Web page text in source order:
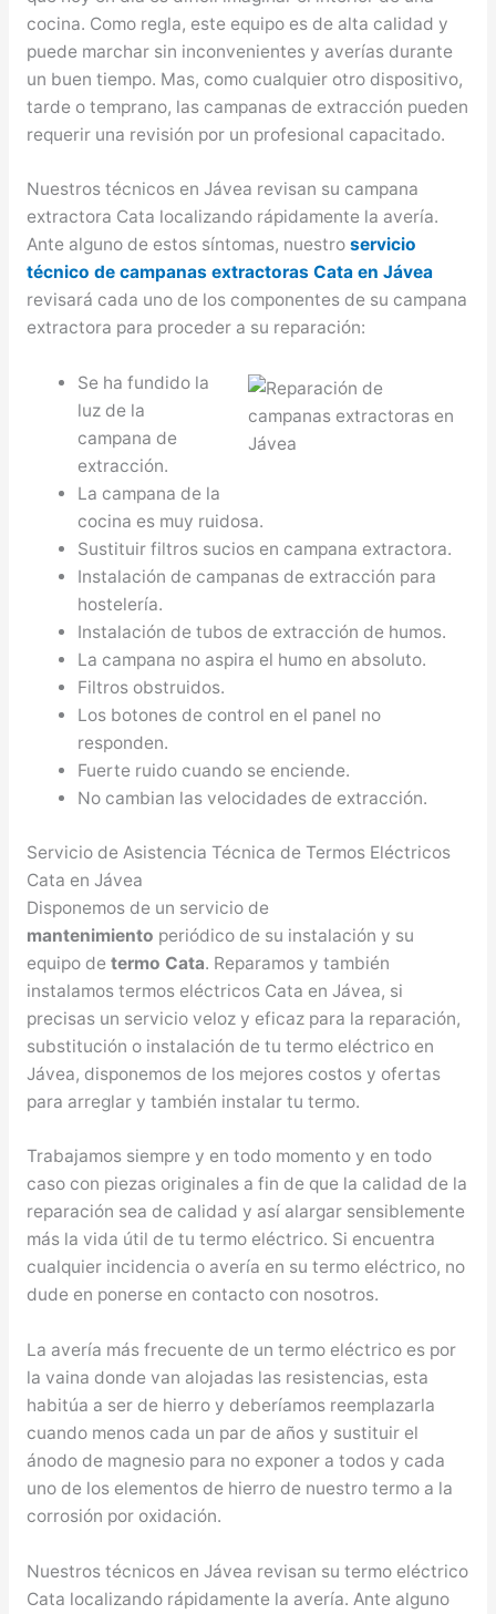
cocina. Como regla, este equipo es de alta calidad y
puede marchar sin inconvenientes y averías durante
un buen tiempo. Mas, como cualquier otro dispositivo,
tarde o temprano, las campanas de extracción pueden
requerir una revisión por un profesional capacitado.
Nuestros técnicos en Jávea revisan su campana
extractora Cata localizando rápidamente la avería.
Ante alguno de estos síntomas, nuestro servicio
técnico de campanas extractoras Cata en Jávea
revisará cada uno de los componentes de su campana
extractora para proceder a su reparación:
Se ha fundido la
luz de la
campana de
extracción.
La campana de la
cocina es muy ruidosa.
Sustituir filtros sucios en campana extractora.
Instalación de campanas de extracción para
hostelería.
Instalación de tubos de extracción de humos.
La campana no aspira el humo en absoluto.
Filtros obstruidos.
Los botones de control en el panel no
responden.
Fuerte ruido cuando se enciende.
No cambian las velocidades de extracción.
Servicio de Asistencia Técnica de Termos Eléctricos
Cata en Jávea
Disponemos de un servicio de
mantenimiento periódico de su instalación y su
equipo de termo Cata. Reparamos y también
instalamos termos eléctricos Cata en Jávea, si
precisas un servicio veloz y eficaz para la reparación,
substitución o instalación de tu termo eléctrico en
Jávea, disponemos de los mejores costos y ofertas
para arreglar y también instalar tu termo.
Trabajamos siempre y en todo momento y en todo
caso con piezas originales a fin de que la calidad de la
reparación sea de calidad y así alargar sensiblemente
más la vida útil de tu termo eléctrico. Si encuentra
cualquier incidencia o avería en su termo eléctrico, no
dude en ponerse en contacto con nosotros.
La avería más frecuente de un termo eléctrico es por
la vaina donde van alojadas las resistencias, esta
habitúa a ser de hierro y deberíamos reemplazarla
cuando menos cada un par de años y sustituir el
ánodo de magnesio para no exponer a todos y cada
uno de los elementos de hierro de nuestro termo a la
corrosión por oxidación.
Nuestros técnicos en Jávea revisan su termo eléctrico
Cata localizando rápidamente la avería. Ante alguno